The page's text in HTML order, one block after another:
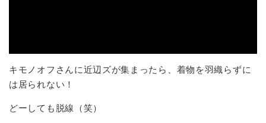
キモノオフさんに近辺ズが集まったら、着物を羽織らずに
は居られない！
どーしても脱線（笑）